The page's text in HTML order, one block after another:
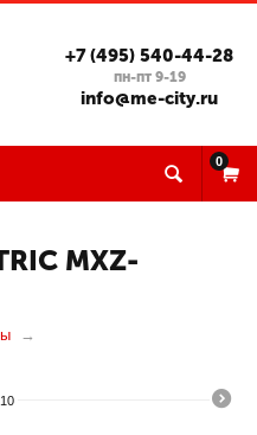
+7 (495) 540-44-28
пн-пт 9-19
info@me-city.ru
0
MXZ-
10